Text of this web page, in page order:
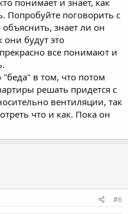
понимает и знает, как
Попробуйте поговорить с
знает ли он
будут это
все понимают и
"беда" в том, что потом
решать придется с
вентиляции, так
что и как. Пока он
#6